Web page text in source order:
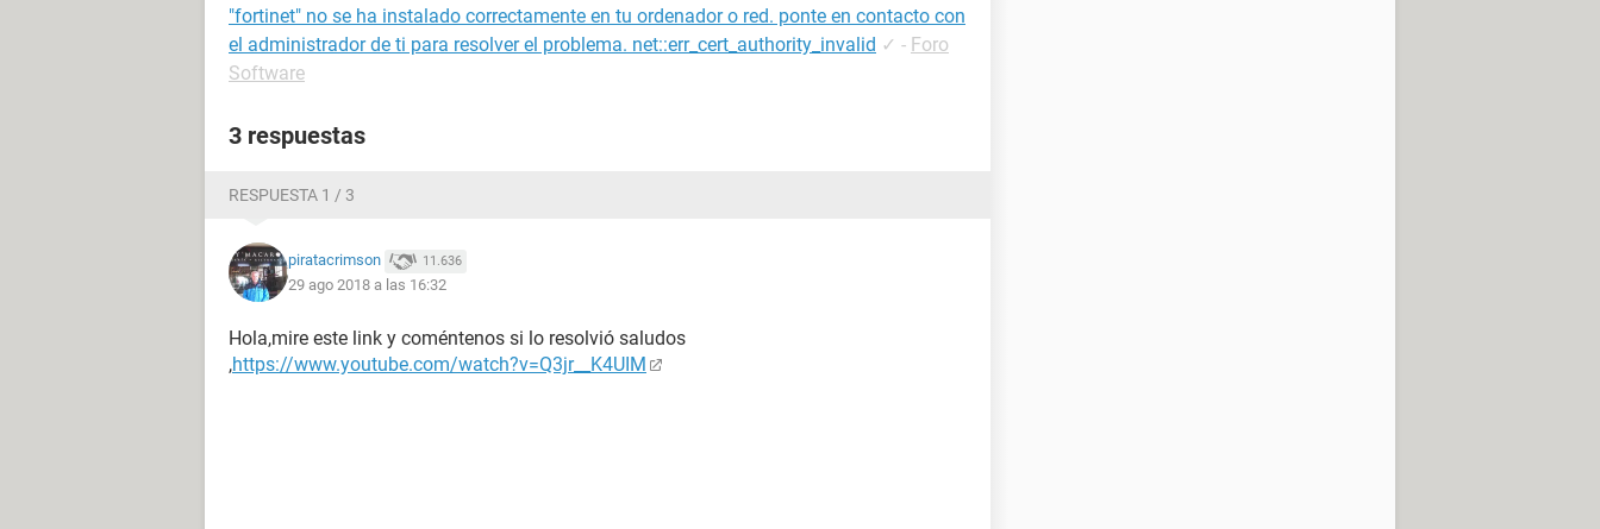
"fortinet" no se ha instalado correctamente en tu ordenador o red. ponte en contacto con
el administrador de ti para resolver el problema. net::err_cert_authority_invalid ✓ - Foro
Software
3 respuestas
RESPUESTA 1 / 3
piratacrimson 11.636
29 ago 2018 a las 16:32
Hola,mire este link y coméntenos si lo resolvió saludos
,https://www.youtube.com/watch?v=Q3jr__K4UIM